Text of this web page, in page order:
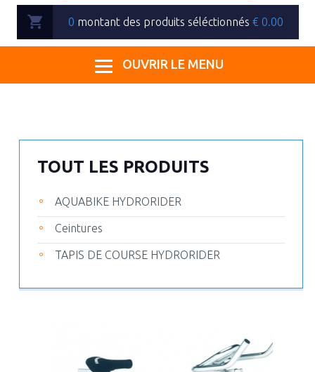
0 montant des produits séléctionnés € 0.00
OUVRIR LE MENU
TOUT LES PRODUITS
AQUABIKE HYDRORIDER
Ceintures
TAPIS DE COURSE HYDRORIDER